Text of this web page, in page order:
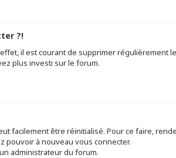
?!
il est courant de supprimer régulièrement
plus investi sur le forum.
facilement être réinitialisé. Pour ce faire,
pouvoir à nouveau vous connecter.
administrateur du forum.